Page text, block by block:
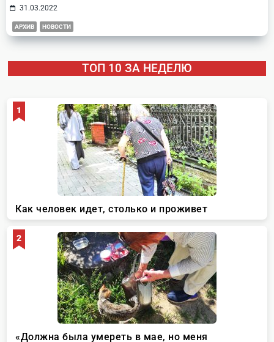
31.03.2022
АРХИВ НОВОСТИ
ТОП 10 ЗА НЕДЕЛЮ